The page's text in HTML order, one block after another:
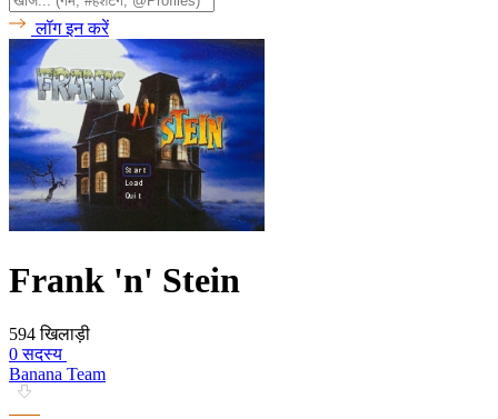
लॉग इन करें
Frank 'n' Stein
594 खिलाड़ी
0 सदस्य
Banana Team